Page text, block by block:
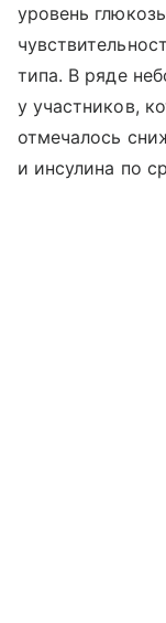
уровень
типа. В ряде
у участников,
отмечалось
и инсулина по